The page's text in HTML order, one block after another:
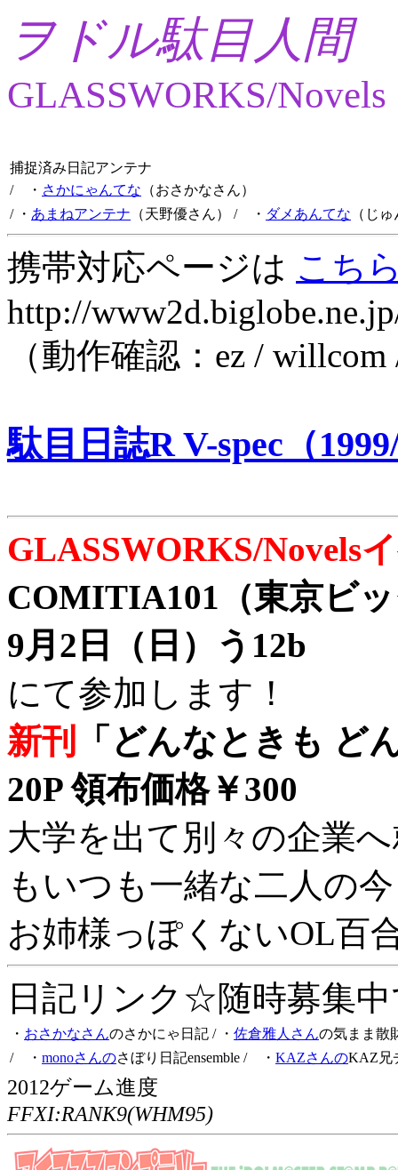
ヲドル駄目人間
GLASSWORKS/Novels
捕捉済み日記アンテナ
/ ・ さかにゃんてな （おさかなさん）
/ ・ あまねアンテナ （天野優さん） / ・ ダメあんてな （じ
携帯対応ページは こち
http://
（動作確認：ez /
駄目日誌R V-spec（
GLASSWORKS/Novels
COMITIA101（東京ビ
9月2日（日）う12b
にて参加します！
新刊
「どんなときも ど
20P 領布価格￥300
大学を出て別々の企業
もいつも一緒な二人の
お姉様っぽくないOL百
日記リンク☆随時募集
・ おさかなさんのさかにゃ日記 / ・ 佐倉雅人さんの気まま散
/ ・ monoさんのさぼり日記ensemble / ・ KAZさんのKAZ兄
2012ゲーム進度
FFXI:RANK9(WHM95)